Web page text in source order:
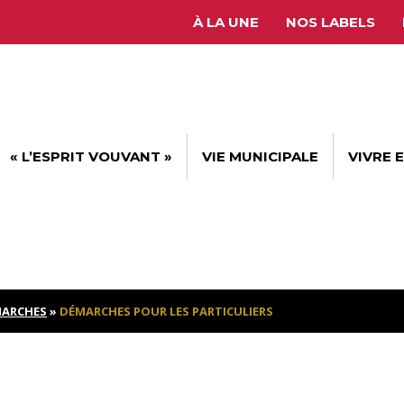
À LA UNE NOS LABELS
« L’ESPRIT VOUVANT » VIE MUNICIPALE VIVRE
» DÉMARCHES POUR LES PARTICULIERS